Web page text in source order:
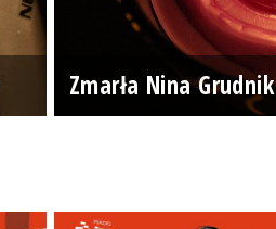
Zmarła Nina Grudnik